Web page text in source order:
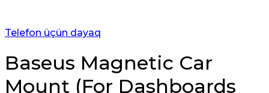
Telefon üçün dayaq
Baseus Magnetic Car
Mount (For Dashboards